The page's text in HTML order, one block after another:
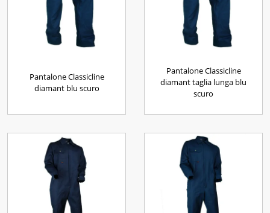
Pantalone Classicline
diamant blu scuro
Pantalone Classicline
diamant taglia lunga blu
scuro